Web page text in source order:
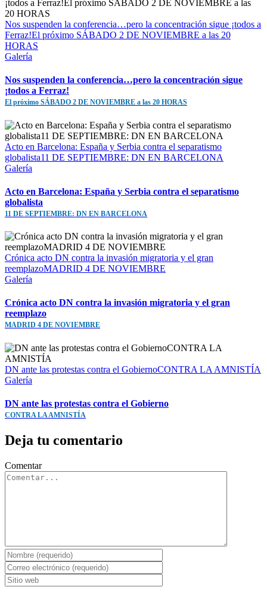
Nos suspenden la conferencia…pero la concentración sigue ¡todos a
Ferraz!El próximo SÁBADO 2 DE NOVIEMBRE a las 20
HORAS
Galería
Nos suspenden la conferencia…pero la concentración sigue
¡todos a Ferraz!
El próximo SÁBADO 2 DE NOVIEMBRE a las 20 HORAS
Acto en Barcelona: España y Serbia contra el separatismo
globalista11 DE SEPTIEMBRE: DN EN BARCELONA
Galería
Acto en Barcelona: España y Serbia contra el separatismo
globalista
11 DE SEPTIEMBRE: DN EN BARCELONA
Crónica acto DN contra la invasión migratoria y el gran
reemplazoMADRID 4 DE NOVIEMBRE
Galería
Crónica acto DN contra la invasión migratoria y el gran
reemplazo
MADRID 4 DE NOVIEMBRE
DN ante las protestas contra el GobiernoCONTRA LA AMNISTÍA
Galería
DN ante las protestas contra el Gobierno
CONTRA LA AMNISTÍA
Deja tu comentario
Comentar